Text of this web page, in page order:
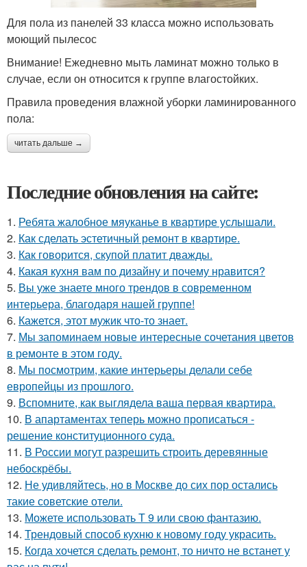
Для пола из панелей 33 класса можно использовать
моющий пылесос
Внимание! Ежедневно мыть ламинат можно только в
случае, если он относится к группе влагостойких.
Правила проведения влажной уборки ламинированного
пола:
читать дальше →
Последние обновления на сайте:
1. Ребята жалобное мяуканье в квартире услышали.
2. Как сделать эстетичный ремонт в квартире.
3. Как говорится, скупой платит дважды.
4. Какая кухня вам по дизайну и почему нравится?
5. Вы уже знаете много трендов в современном
интерьера, благодаря нашей группе!
6. Кажется, этот мужик что-то знает.
7. Мы запоминаем новые интересные сочетания цветов
в ремонте в этом году.
8. Мы посмотрим, какие интерьеры делали себе
европейцы из прошлого.
9. Вспомните, как выглядела ваша первая квартира.
10. В апартаментах теперь можно прописаться -
решение конституционного суда.
11. В России могут разрешить строить деревянные
небоскрёбы.
12. Не удивляйтесь, но в Москве до сих пор остались
такие советские отели.
13. Можете использовать Т 9 или свою фантазию.
14. Трендовый способ кухню к новому году украсить.
15. Когда хочется сделать ремонт, то ничто не встанет у